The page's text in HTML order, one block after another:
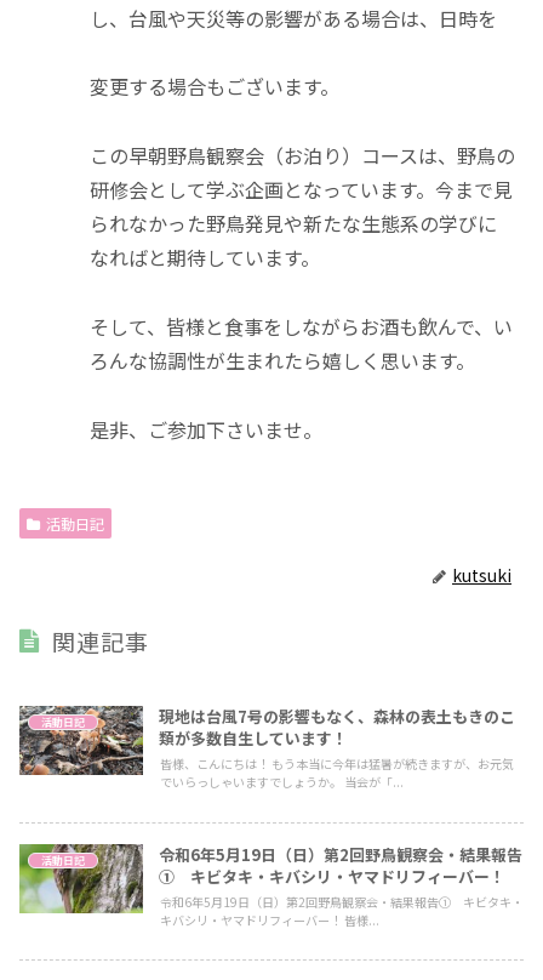
し、台風や天災等の影響がある場合は、日時を
変更する場合もございます。
この早朝野鳥観察会（お泊り）コースは、野鳥の
研修会として学ぶ企画となっています。今まで見
られなかった野鳥発見や新たな生態系の学びに
なればと期待しています。
そして、皆様と食事をしながらお酒も飲んで、い
ろんな協調性が生まれたら嬉しく思います。
是非、ご参加下さいませ。
活動日記
kutsuki
関連記事
活動日記
現地は台風7号の影響もなく、森林の表土もきのこ
類が多数自生しています！
皆様、こんにちは！ もう本当に今年は猛暑が続きますが、お元気
でいらっしゃいますでしょうか。 当会が「...
活動日記
令和6年5月19日（日）第2回野鳥観察会・結果報告
① キビタキ・キバシリ・ヤマドリフィーバー！
令和6年5月19日（日）第2回野鳥観察会・結果報告① キビタキ・
キバシリ・ヤマドリフィーバー！ 皆様...